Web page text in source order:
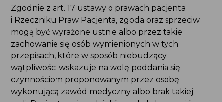
mogą być wyrażone ustnie albo przez takie
zachowanie się osób wymienionych w tych
przepisach, które w sposób niebudzący
wątpliwości wskazuje na wolę poddania się
czynnościom proponowanym przez osobę
wykonującą zawód medyczny albo brak takiej
woli. Pacjent może udzielić zgody lub wyrazić
sprzeciw ustnie, ale może też dać do zrozumienia,